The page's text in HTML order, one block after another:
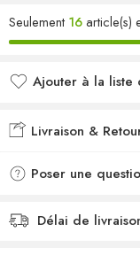
Seulement 16article(s)
Ajouter à la liste
Ajouté à la liste de
Livraison &
Poser une
Délai de